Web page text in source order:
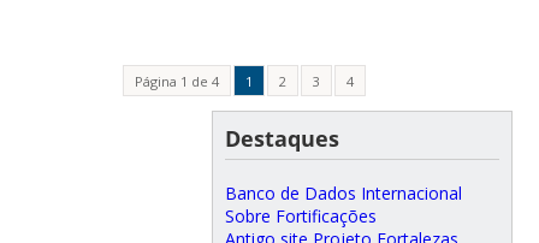
Página 1 de 4 1 2 3 4
Destaques
Banco de Dados Internacional
Sobre Fortificações